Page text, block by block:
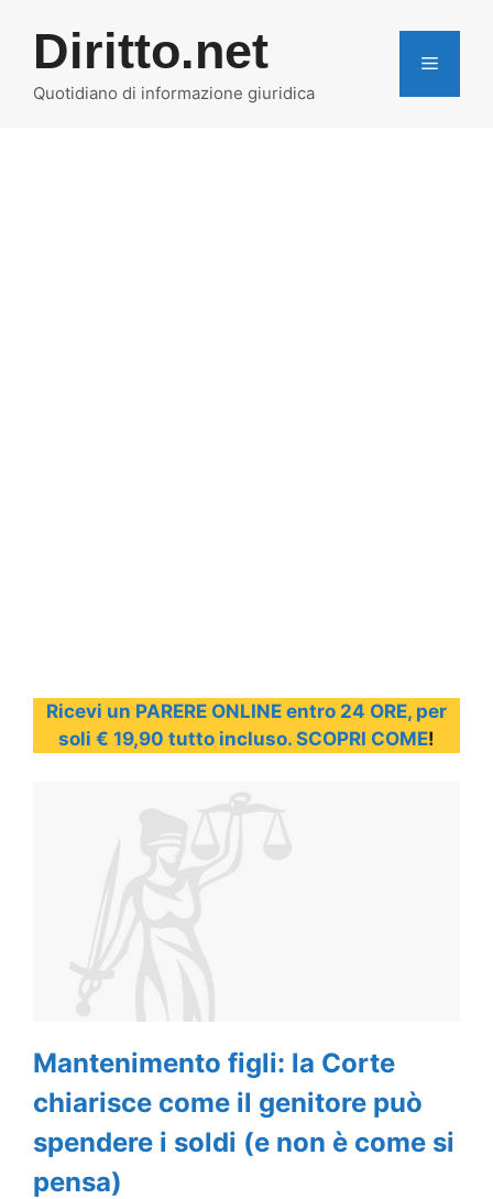
contenuto
Diritto.net
Quotidiano di informazione giuridica
MENU
Ricevi un PARERE ONLINE entro 24 ORE, per
soli € 19,90 tutto incluso. SCOPRI COME!
Mantenimento figli: la Corte
chiarisce come il genitore può
spendere i soldi (e non è come si
pensa)